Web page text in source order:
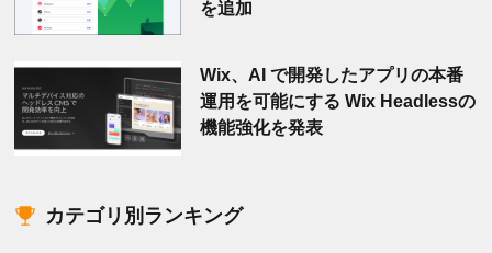
を追加
Wix、AI で開発したアプリの本番
運用を可能にする Wix Headlessの
機能強化を発表
カテゴリ別ランキング